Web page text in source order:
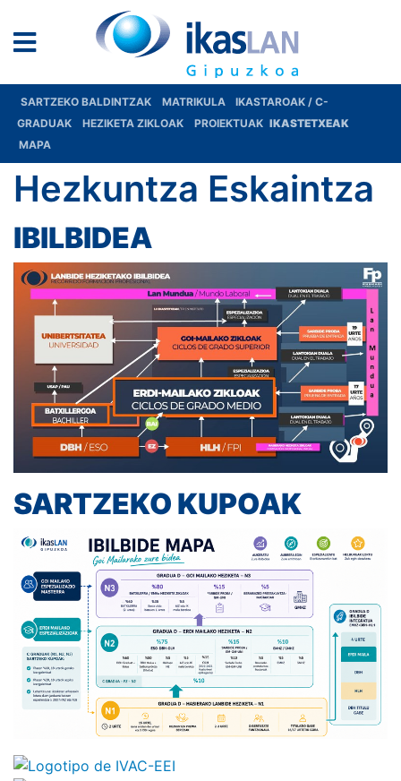
SARTZEKO BALDINTZAK MATRIKULA
IKASTAROAK / C-
GRADUAK
HEZIKETA ZIKLOAK PROIEKTUAK IKASTETXEAK
MAPA
Hezkuntza Eskaintza
IBILBIDEA
SARTZEKO KUPOAK